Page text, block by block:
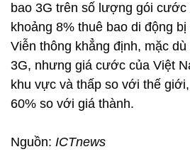
bao 3G trên số lượng gói
khoảng 8% thuê bao di động
Viễn thông khẳng định, mặc
3G, nhưng giá cước của Việt
khu vực và thấp so với thế
60% so với giá thành.
Nguồn: ICTnews